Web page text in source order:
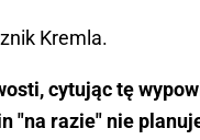
Kremla.
cytując tę
"na razie" nie